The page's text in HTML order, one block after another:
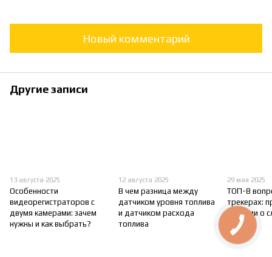
Новый комментарий
Другие записи
13 августа 2025
Особенности
видеорегистраторов с
двумя камерами: зачем
нужны и как выбрать?
12 августа 2025
В чем разница между
датчиком уровня топлива
и датчиком расхода
топлива
29 мая 2025
ТОП-8
трекерах:
словами о